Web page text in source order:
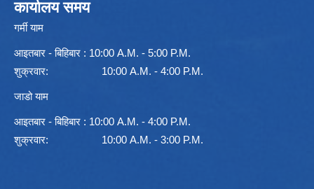
कार्यालय समय
गर्मी याम
आइतबार - बिहिबार : 10:00 A.M. - 5:00 P.M.
शुक्रवार: 10:00 A.M. - 4:00 P.M.
जाडो याम
आइतबार - बिहिबार : 10:00 A.M. - 4:00 P.M.
शुक्रवार: 10:00 A.M. - 3:00 P.M.